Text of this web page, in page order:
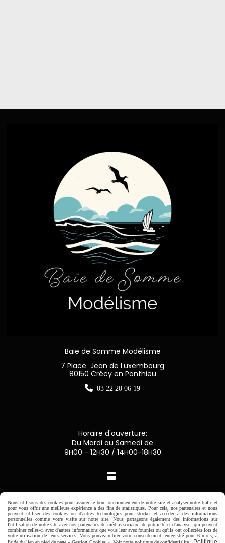
Baie de Somme Modélisme
7 Place Jean de Luxembourg
80150 Crécy en Ponthieu
 03 22 20 06 19
Horaire d'ouverture:
Du Mardi au Samedi de
9H00 - 12H30 / 14H00-18H30

CB Crédit Agricole
Virement bancaire
Nous utilisons des cookies pour assurer le bon fonctionnement de notre site et analyser notre trafic et
pour vous offrir une meilleure expérience à des fins de statistiques. Pour cela, nos partenaires et nous
peuvent utiliser des cookies ou d'autres technologies pour stocker et accéder à des informations
personnelles comme votre visite sur notre site. Nous partageons également des informations sur
l'utilisation de notre site avec nos partenaires de médias sociaux, de publicité et d'analyse, qui peuvent
combiner celles-ci avec d'autres informations que vous leur avez fournies ou qu'ils ont collectées lors de
votre utilisation de leurs services. Vous pouvez retirer votre consentement, enregistré pour 6 mois, à